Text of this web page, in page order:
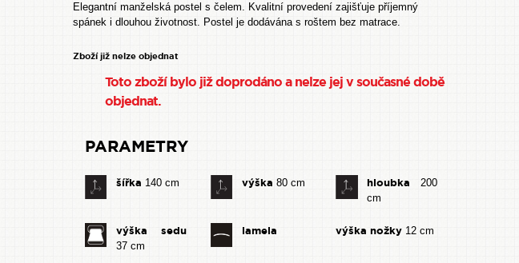
Elegantní manželská postel s čelem. Kvalitní provedení zajišťuje příjemný
spánek i dlouhou životnost. Postel je dodávána s roštem bez matrace.
Zboží již nelze objednat
Toto zboží bylo již doprodáno a nelze jej v současné době
objednat.
PARAMETRY
šířka 140 cm výška 80 cm hloubka 200
cm
výška sedu
37 cm
lamela výška nožky 12 cm